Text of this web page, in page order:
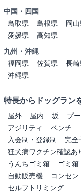
中国・四国
鳥取県
島根県 岡
愛媛県
高知県
九州・沖縄
福岡県
佐賀県 長
沖縄県
特長からドッグラン
屋外 屋内 坂 プ
アジリティ
ベンチ
入会制・登録制
完全
狂犬病ワクチン確認あ
うんちゴミ箱
ゴミ箱
自動販売機
コンセン
セルフトリミング